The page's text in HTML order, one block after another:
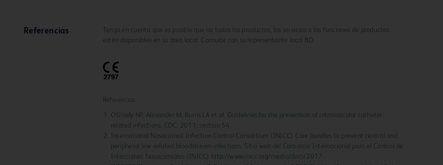
Referencias
Tenga en cuenta que es posible que no todos los productos, los servicios o las funciones de productos
estén disponibles en su área local. Consulte con su representante local BD.
Referencias
O'Grady NP, Alexander M, Burns LA et al. Guidelines for the prevention of intravascular catheter-
related infections. CDC. 2011; section 54.
International Nosocomial Infection Control Consortium (INICC) Care bundles to prevent central and
peripheral line-related bloodstream infections. Sitio web del Consorcio Internacional para el Control de
Infecciones Nosocomiales (INICC) http://www.inicc.org/media/docs/2017-